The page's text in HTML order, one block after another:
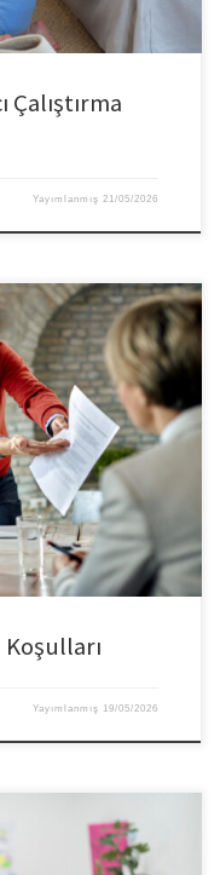
Çalıştırma
Yayımlanmış 21/05/2026
Yayımlanmış 19/05/2026